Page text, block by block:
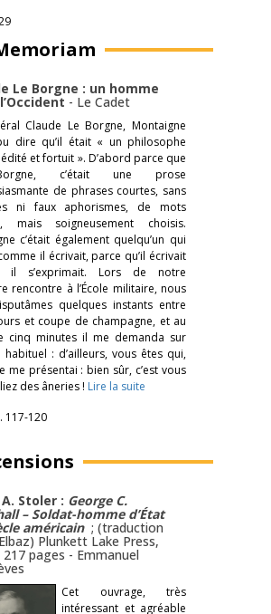
Le Borgne : un homme
- Le Cadet
Claude Le Borgne, Montaigne
dire qu’il était « un philosophe
et fortuit ». D’abord parce que
c’était une prose
de phrases courtes, sans
ni faux aphorismes, de mots
mais soigneusement choisis.
c’était également quelqu’un qui
il écrivait, parce qu’il écrivait
il s’exprimait. Lors de notre
rencontre à l’École militaire, nous
quelques instants entre
et coupe de champagne, et au
cinq minutes il me demanda sur
habituel : d’ailleurs, vous êtes qui,
me présentai : bien sûr, c’est vous
des âneries ! Lire la suite
117-120
Stoler : George C.
– Soldat-homme d’État
américain ; (traduction
Plunkett Lake Press,
217 pages - Emmanuel
Cet ouvrage, très
intéressant et agréable